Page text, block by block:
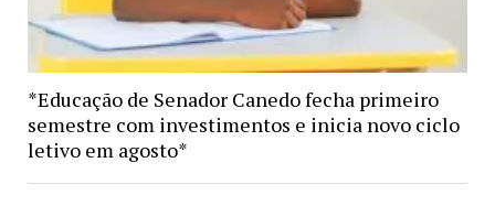
*Educação de Senador Canedo fecha primeiro
semestre com investimentos e inicia novo ciclo
letivo em agosto*